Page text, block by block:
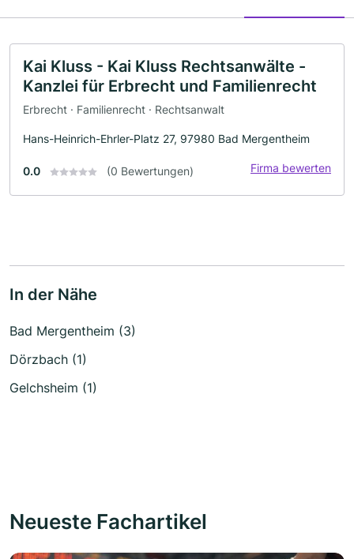
Kai Kluss - Kai Kluss Rechtsanwälte -
Kanzlei für Erbrecht und Familienrecht
Erbrecht · Familienrecht · Rechtsanwalt
Hans-Heinrich-Ehrler-Platz 27, 97980 Bad Mergentheim
0.0 (0 Bewertungen) Firma bewerten
In der Nähe
Bad Mergentheim (3)
Dörzbach (1)
Gelchsheim (1)
Neueste Fachartikel